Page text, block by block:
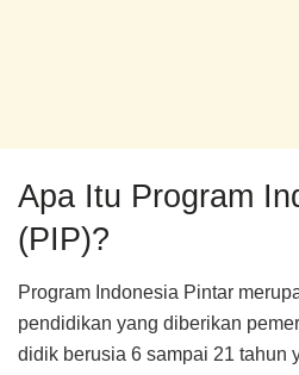
Apa Itu Program
(PIP)?
Program Indonesia Pintar
pendidikan yang diberikan
didik berusia 6 sampai 21 tahun